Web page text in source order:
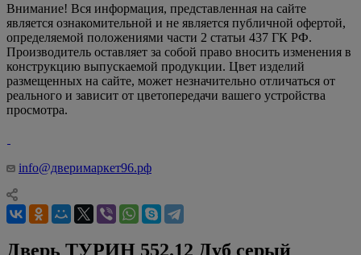
Внимание! Вся информация, представленная на сайте
является ознакомительной и не является публичной офертой,
определяемой положениями части 2 статьи 437 ГК РФ.
Производитель оставляет за собой право вносить изменения в
конструкцию выпускаемой продукции. Цвет изделий
размещенных на сайте, может незначительно отличаться от
реального и зависит от цветопередачи вашего устройства
просмотра.
info@дверимаркет96.рф
Дверь ТУРИН 552.12 Дуб серый